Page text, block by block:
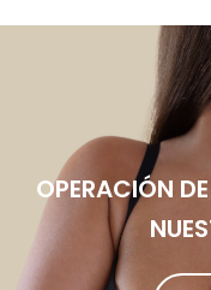
OPERACIÓN